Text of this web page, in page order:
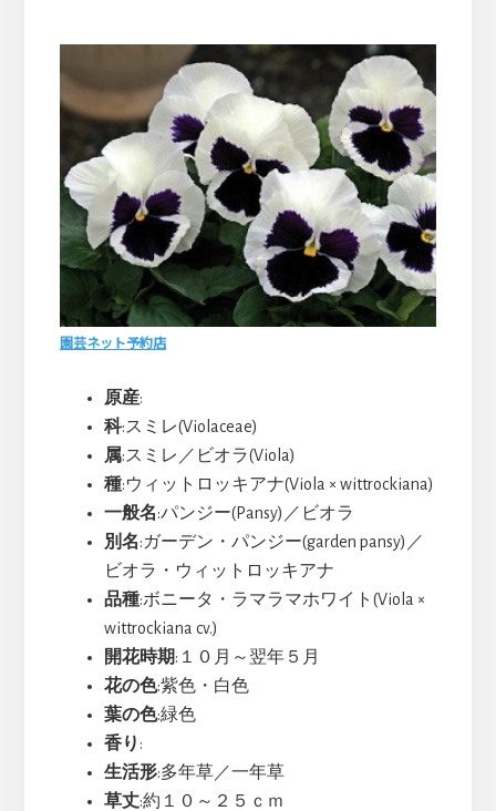
園芸ネット予約店
原産:
科:スミレ(Violaceae)
属:スミレ／ビオラ(Viola)
種:ウィットロッキアナ(Viola × wittrockiana)
一般名:パンジー(Pansy)／ビオラ
別名:ガーデン・パンジー(garden pansy)／
ビオラ・ウィットロッキアナ
品種:ボニータ・ラマラマホワイト(Viola ×
wittrockiana cv.)
開花時期:１０月～翌年５月
花の色:紫色・白色
葉の色:緑色
香り :
生活形:多年草／一年草
草丈:約１０～２５ｃｍ